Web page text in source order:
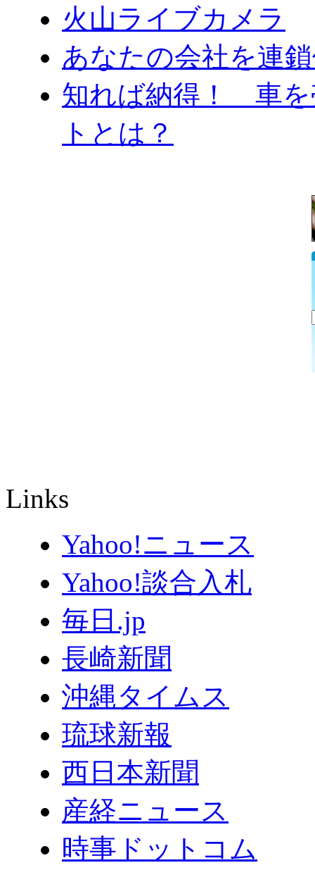
火山ライブカメラ
あなたの会社を連
知れば納得！ 車を
トとは？
Links
Yahoo!ニュース
Yahoo!談合入札
毎日.jp
長崎新聞
沖縄タイムス
琉球新報
西日本新聞
産経ニュース
時事ドットコム